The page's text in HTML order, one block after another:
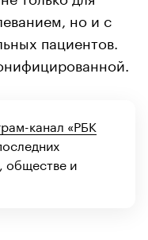
но и с
пациентов.
канал «РБК
обществе и